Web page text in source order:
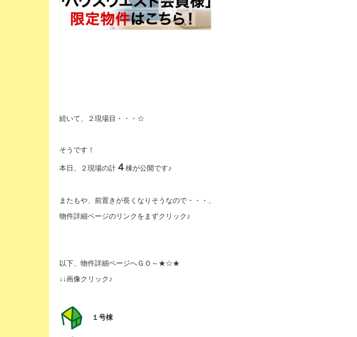
続いて、２現場目・・・☆
そうです！
本日、２現場の計 ４棟が公開です♪
またもや、前置きが長くなりそうなので・・・、
物件詳細ページのリンクをまずクリック♪
以下、物件詳細ページへＧＯ～★☆★
↓↓画像クリック♪
１号棟